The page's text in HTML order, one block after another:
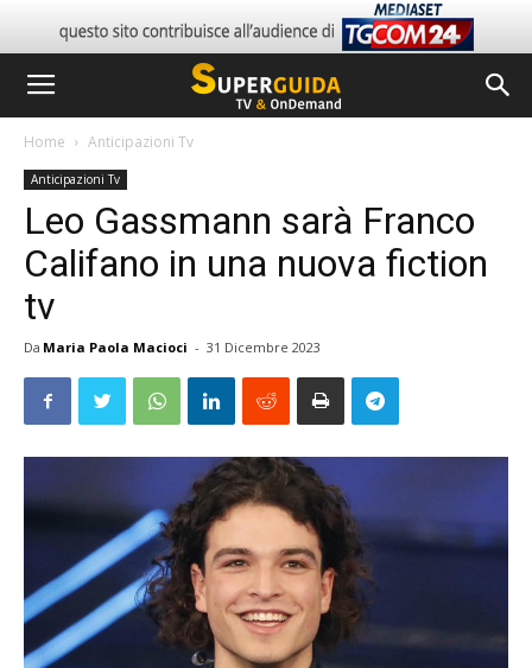
Home Anticipazioni Tv
Anticipazioni Tv
Leo Gassmann sarà Franco
Califano in una nuova fiction
tv
Da Maria Paola Macioci - 31 Dicembre 2023